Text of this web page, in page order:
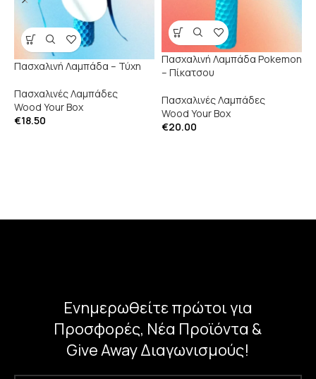
Πασχαλινή Λαμπάδα – Τύχη
Πασχαλινές Λαμπάδες
Wood Your Box
€18.50
Πασχαλινή Λαμπάδα Pokemon
– Πίκατσου
Πασχαλινές Λαμπάδες
Wood Your Box
€20.00
Ενημερωθείτε πρώτοι για
Προσφορές, Νέα Προϊόντα &
Give Away Διαγωνισμούς!